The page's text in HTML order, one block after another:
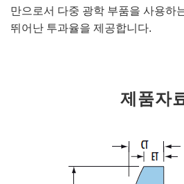
만으로서 다중 광학 부품을 사용하
뛰어난 투과율을 제공합니다.
제품자